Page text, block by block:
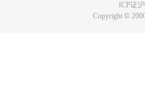
ICP证
Copyright©